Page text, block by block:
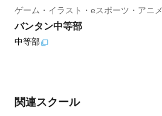
ゲーム・イラスト・eスポーツ・アニメ
バンタン中等部
中等部
関連スクール